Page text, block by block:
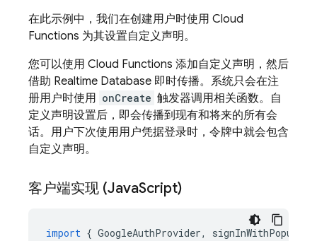
在此示例中，我们在创建用户时使用 Cloud
Functions 为其设置自定义声明。
您可以使用 Cloud Functions 添加自定义声明，然后
借助 Realtime Database 即时传播。系统只会在注
册用户时使用 onCreate 触发器调用相关函数。自
定义声明设置后，即会传播到现有和将来的所有会
话。用户下次使用用户凭据登录时，令牌中就会包含
自定义声明。
客户端实现 (JavaScript)
import { GoogleAuthProvider, signInWithPopup